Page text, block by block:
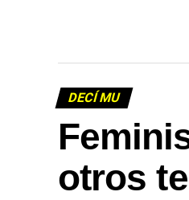
DECÍ MU
otros